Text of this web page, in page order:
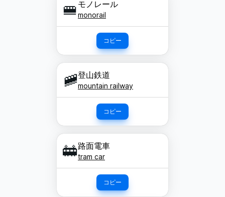
🚝 モノレール
monorail
コピー
🚞登山鉄道
mountain railway
コピー
🚋路面電車
tram car
コピー